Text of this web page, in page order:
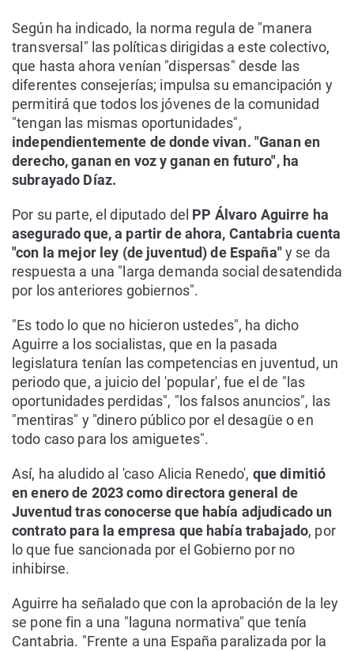
Según ha indicado, la norma regula de "manera
transversal" las políticas dirigidas a este colectivo,
que hasta ahora venían "dispersas" desde las
diferentes consejerías; impulsa su emancipación y
permitirá que todos los jóvenes de la comunidad
"tengan las mismas oportunidades",
independientemente de donde vivan. "Ganan en
derecho, ganan en voz y ganan en futuro", ha
subrayado Díaz.
Por su parte, el diputado del PP Álvaro Aguirre ha
asegurado que, a partir de ahora, Cantabria cuenta
"con la mejor ley (de juventud) de España"y se da
respuesta a una "larga demanda social desatendida
por los anteriores gobiernos".
"Es todo lo que no hicieron ustedes", ha dicho
Aguirre a los socialistas, que en la pasada
legislatura tenían las competencias en juventud, un
periodo que, a juicio del 'popular', fue el de "las
oportunidades perdidas", "los falsos anuncios", las
"mentiras" y "dinero público por el desagüe o en
todo caso para los amiguetes".
Así, ha aludido al 'caso Alicia Renedo', que dimitió
en enero de 2023 como directora general de
Juventud tras conocerse que había adjudicado un
contrato para la empresa que había trabajado, por
lo que fue sancionada por el Gobierno por no
inhibirse.
Aguirre ha señalado que con la aprobación de la ley
se pone fin a una "laguna normativa" que tenía
Cantabria. "Frente a una España paralizada por la